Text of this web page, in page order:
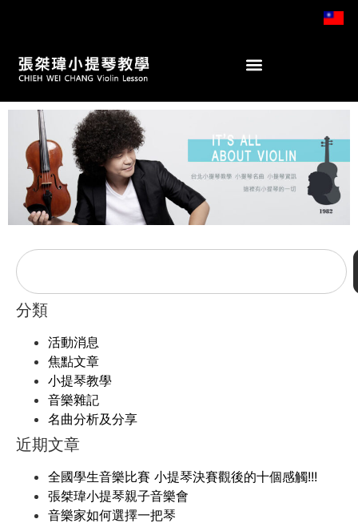
分類
活動消息
焦點文章
小提琴教學
音樂雜記
名曲分析及分享
近期文章
全國學生音樂比賽 小提琴決賽觀後的十個感觸!!!
張桀瑋小提琴親子音樂會
音樂家如何選擇一把琴